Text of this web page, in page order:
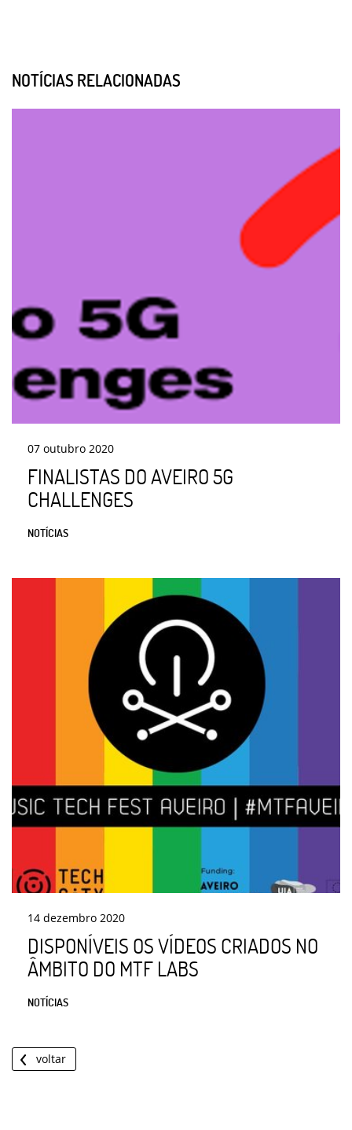
NOTÍCIAS RELACIONADAS
07 outubro 2020
FINALISTAS DO AVEIRO 5G
CHALLENGES
NOTÍCIAS
14 dezembro 2020
DISPONÍVEIS OS VÍDEOS CRIADOS NO
ÂMBITO DO MTF LABS
NOTÍCIAS
voltar